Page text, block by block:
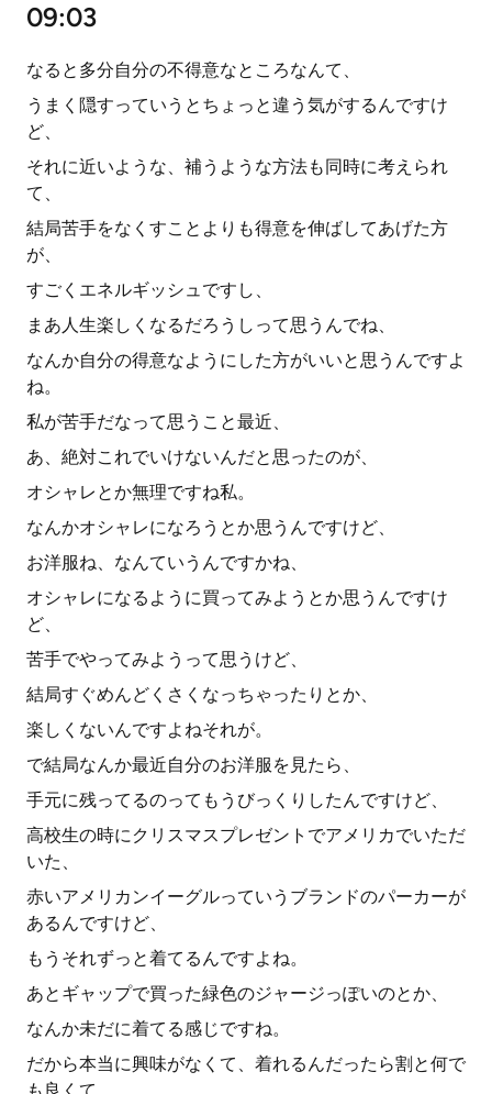
09:03
なると多分自分の不得意なところなんて、
うまく隠すっていうとちょっと違う気がするんですけ
ど、
それに近いような、補うような方法も同時に考えられ
て、
結局苦手をなくすことよりも得意を伸ばしてあげた方
が、
すごくエネルギッシュですし、
まあ人生楽しくなるだろうしって思うんでね、
なんか自分の得意なようにした方がいいと思うんですよ
ね。
私が苦手だなって思うこと最近、
あ、絶対これでいけないんだと思ったのが、
オシャレとか無理ですね私。
なんかオシャレになろうとか思うんですけど、
お洋服ね、なんていうんですかね、
オシャレになるように買ってみようとか思うんですけ
ど、
苦手でやってみようって思うけど、
結局すぐめんどくさくなっちゃったりとか、
楽しくないんですよねそれが。
で結局なんか最近自分のお洋服を見たら、
手元に残ってるのってもうびっくりしたんですけど、
高校生の時にクリスマスプレゼントでアメリカでいただ
いた、
赤いアメリカンイーグルっていうブランドのパーカーが
あるんですけど、
もうそれずっと着てるんですよね。
あとギャップで買った緑色のジャージっぽいのとか、
なんか未だに着てる感じですね。
だから本当に興味がなくて、着れるんだったら割と何で